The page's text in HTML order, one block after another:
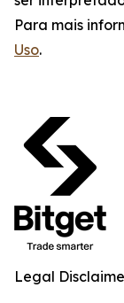
Para mais
Uso.
Legal